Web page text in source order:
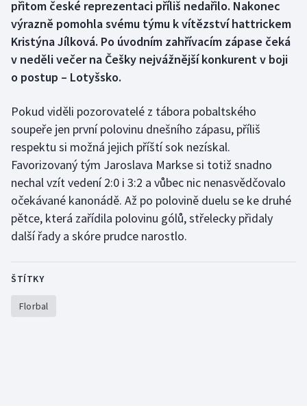
Curling
Dostihy
Florbal
Futsal
Golf
Gymnastika
Házená
Jezdectví
Judo
Krasobruslení
přitom české reprezentaci příliš nedařilo. Nakonec
výrazně pomohla svému týmu k vítězství hattrickem
Kristýna Jílková. Po úvodním zahřívacím zápase čeká
v neděli večer na Češky nejvážnější konkurent v boji
o postup – Lotyšsko.
Pokud viděli pozorovatelé z tábora pobaltského
soupeře jen první polovinu dnešního zápasu, příliš
respektu si možná jejich příští sok nezískal.
Favorizovaný tým Jaroslava Markse si totiž snadno
nechal vzít vedení 2:0 i 3:2 a vůbec nic nenasvědčovalo
očekávané kanonádě. Až po polovině duelu se ke druhé
pětce, která zařídila polovinu gólů, střelecky přidaly
další řady a skóre prudce narostlo.
ŠTÍTKY
Florbal